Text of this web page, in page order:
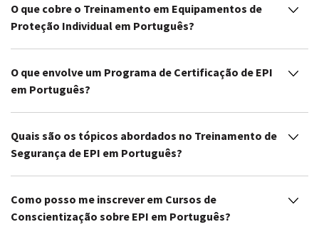
O que cobre o Treinamento em Equipamentos de
Proteção Individual em Português?
O que envolve um Programa de Certificação de EPI
em Português?
Quais são os tópicos abordados no Treinamento de
Segurança de EPI em Português?
Como posso me inscrever em Cursos de
Conscientização sobre EPI em Português?